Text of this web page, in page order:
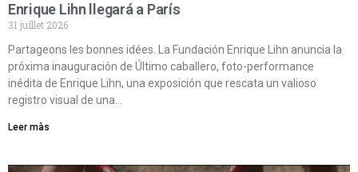
Enrique Lihn llegará a París
31 juillet 2026
Partageons les bonnes idées. La Fundación Enrique Lihn anuncia la
próxima inauguración de Último caballero, foto-performance
inédita de Enrique Lihn, una exposición que rescata un valioso
registro visual de una…
Leer màs